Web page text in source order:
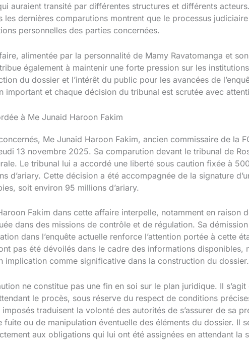
auraient transité par différentes structures et différents acteurs.
les dernières comparutions montrent que le processus
personnelles des parties concernées.
alimentée par la personnalité de Mamy Ravatomanga et
également à maintenir une forte pression sur les
du dossier et l’intérêt du public pour les avancées de
important et chaque décision du tribunal est scrutée avec
à Me Junaid Haroon Fakim
Me Junaid Haroon Fakim, ancien commissaire de la
13 novembre 2025. Sa comparution devant le tribunal de
Le tribunal lui a accordé une liberté sous caution fixée à
d’ariary. Cette décision a été accompagnée de la signature
soit environ 95 millions d’ariary.
Fakim dans cette affaire interpelle, notamment en raison
dans des missions de contrôle et de régulation. Sa
dans l’enquête actuelle renforce l’attention portée à cette
pas été dévoilés dans le cadre des informations
implication comme significative dans la construction du dossier.
ne constitue pas une fin en soi sur le plan juridique. Il s’agit
le procès, sous réserve du respect de conditions
traduisent la volonté des autorités de s’assurer de sa
ou de manipulation éventuelle des éléments du dossier. Il
aux obligations qui lui ont été assignées en attendant la